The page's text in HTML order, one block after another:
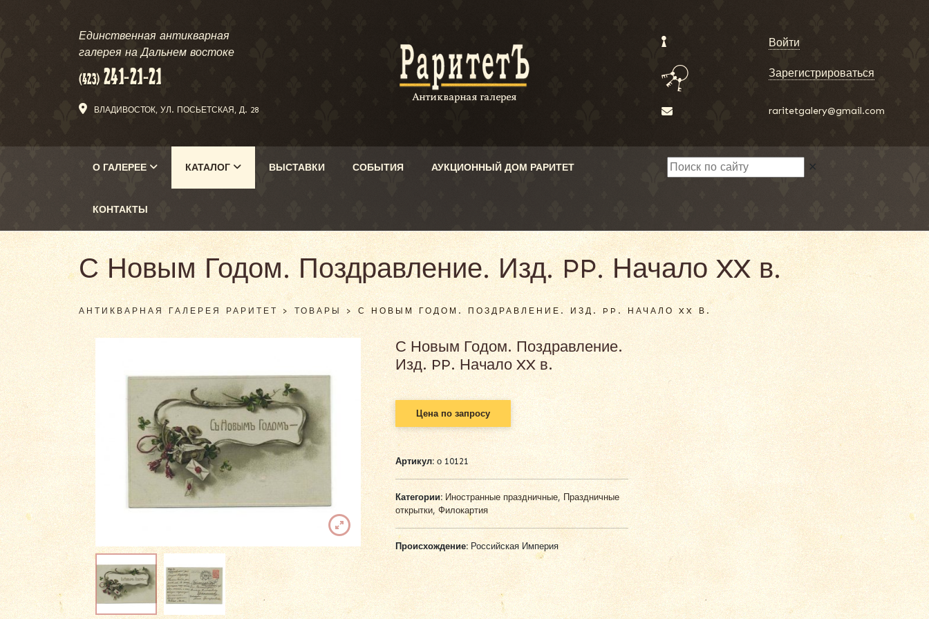
Единственная антикварная
галерея на Дальнем востоке
ВЛАДИВОСТОК, УЛ. ПОСЬЕТСКАЯ, Д. 28
Войти
Зарегистрироваться
raritetgalery@gmail.com
О ГАЛЕРЕЕ КАТАЛОГ ВЫСТАВКИ СОБЫТИЯ АУКЦИОННЫЙ ДОМ РАРИТЕТ
КОНТАКТЫ
✕
С Новым Годом. Поздравление. Изд. PP. Начало XX в.
АНТИКВАРНАЯ ГАЛЕРЕЯ РАРИТЕТ >ТОВАРЫ> С НОВЫМ ГОДОМ. ПОЗДРАВЛЕНИЕ. ИЗД. PP. НАЧАЛО XX В.
С Новым Годом. Поздравление.
Изд. PP. Начало XX в.
Цена по запросу
Артикул:о 10121
Категории: Иностранные праздничные,Праздничные
открытки, Филокартия
Происхождение:Российская Империя